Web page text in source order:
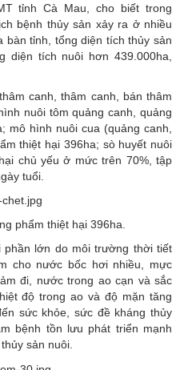
tỉnh Cà Mau, cho biết trong
bệnh thủy sản xảy ra ở nhiều
bàn tỉnh, tổng diện tích thủy sản
diện tích nuôi hơn 439.000ha,
canh, thâm canh, bán thâm
nuôi tôm quảng canh, quảng
mô hình nuôi cua (quảng canh,
thiệt hại 396ha; sò huyết nuôi
chủ yếu ở mức trên 70%, tập
tuổi.
phẩm thiệt hại 396ha.
phần lớn do môi trường thời tiết
cho nước bốc hơi nhiều, mực
đi, nước trong ao cạn và sắc
độ trong ao và độ mặn tăng
sức khỏe, sức đề kháng thủy
bệnh tồn lưu phát triển mạnh
sản nuôi.